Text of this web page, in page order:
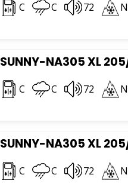
C C 72
SUNNY-NA305 XL
C C 72
SUNNY-NA305 XL
C C 72